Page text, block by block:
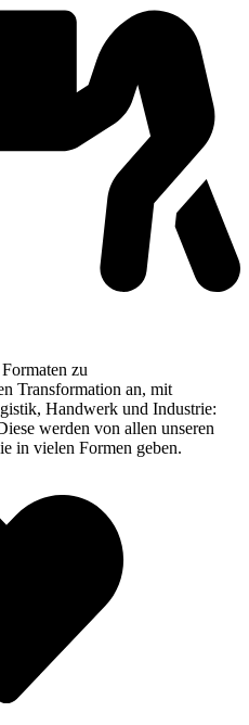
zu
Transformation an, mit
Handwerk und Industrie:
werden von allen unseren
in vielen Formen geben.